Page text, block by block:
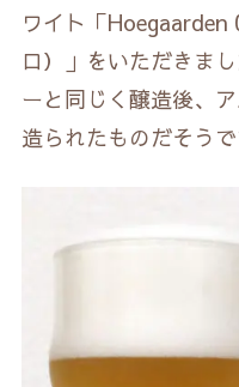
ワイト「
ロ）」をいただきま
ーと同じく醸造後、
造られたものだそうで